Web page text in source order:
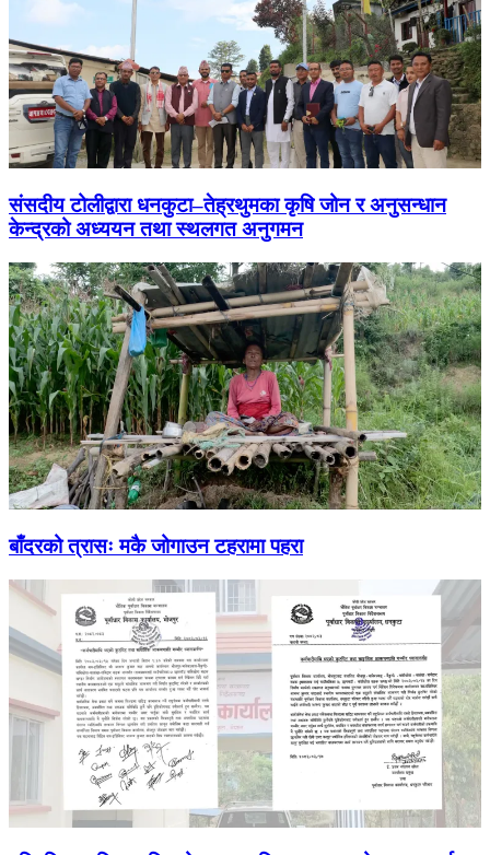
संसदीय टोलीद्वारा धनकुटा–तेह्रथुमका कृषि जोन र अनुसन्धान
केन्द्रको अध्ययन तथा स्थलगत अनुगमन
बाँदरको त्रासः मकै जोगाउन टहरामा पहरा